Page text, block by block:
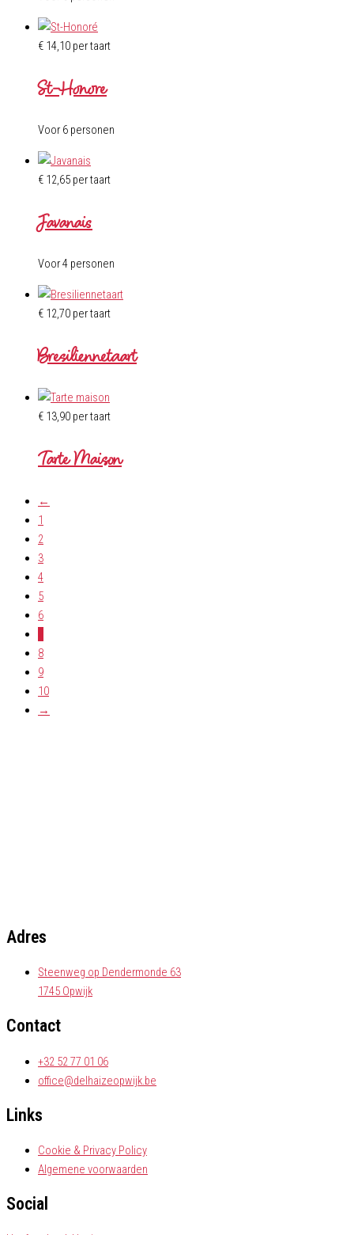
€ 14,10 per taart
St-Honoré
Voor 6 personen
€ 12,65 per taart
Javanais
Voor 4 personen
€ 12,70 per taart
Bresiliennetaart
€ 13,90 per taart
Tarte Maison
←
1
2
3
4
5
6
8
9
10
→
Adres
Steenweg op Dendermonde 63
1745 Opwijk
Contact
+32 52 77 01 06
office@delhaizeopwijk.be
Links
Cookie & Privacy Policy
Algemene voorwaarden
Social